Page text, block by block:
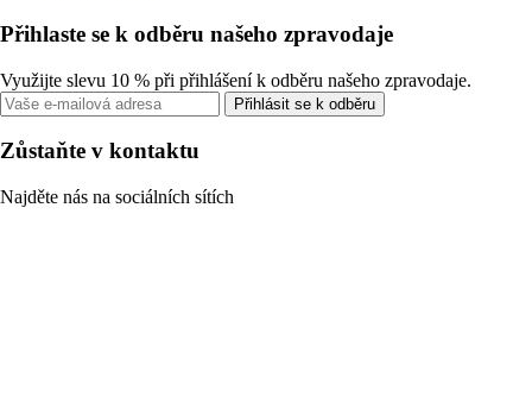
Přihlaste se k odběru našeho zpravodaje
Využijte slevu 10 % při přihlášení k odběru našeho zpravodaje.
Přihlásit se k odběru
Zůstaňte v kontaktu
Najděte nás na sociálních sítích